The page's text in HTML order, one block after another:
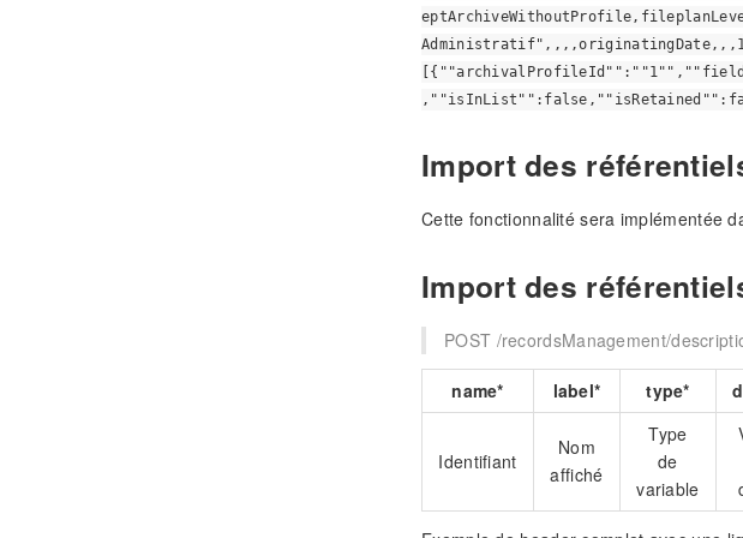
Import des
Cette fonctionnalité sera implémentée
Import des
POST /recordsManagement/
name* label* type*
Identifiant
Nom
affiché
Type
de
variable